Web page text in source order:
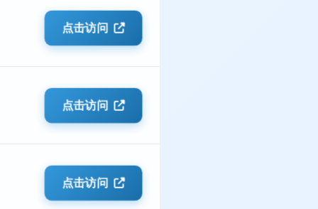
点击访问
点击访问
点击访问